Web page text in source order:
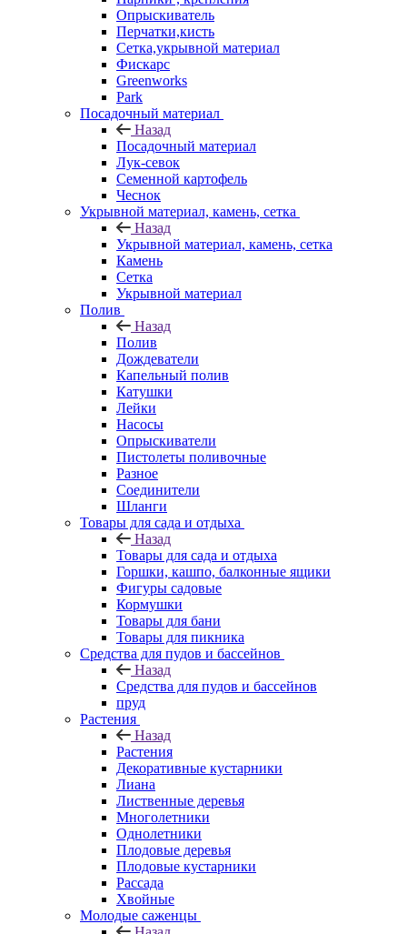
Опрыскиватель
Перчатки,кисть
Сетка,укрывной материал
Фискарс
Greenworks
Park
Посадочный материал
Назад
Посадочный материал
Лук-севок
Семенной картофель
Чеснок
Укрывной материал, камень, сетка
Назад
Укрывной материал, камень, сетка
Камень
Сетка
Укрывной материал
Полив
Назад
Полив
Дождеватели
Капельный полив
Катушки
Лейки
Насосы
Опрыскиватели
Пистолеты поливочные
Разное
Соединители
Шланги
Товары для сада и отдыха
Назад
Товары для сада и отдыха
Горшки, кашпо, балконные ящики
Фигуры садовые
Кормушки
Товары для бани
Товары для пикника
Средства для пудов и бассейнов
Назад
Средства для пудов и бассейнов
пруд
Растения
Назад
Растения
Декоративные кустарники
Лиана
Лиственные деревья
Многолетники
Однолетники
Плодовые деревья
Плодовые кустарники
Рассада
Хвойные
Молодые саженцы